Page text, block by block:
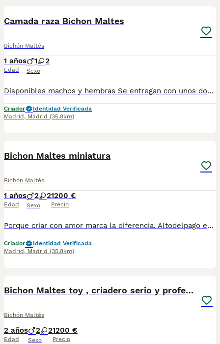
Camada raza Bichon Maltes
Bichón Maltés
1 años
Edad
1 2
Sexo
Disponibles machos y hembras Se entregan con unos dos meses y medio de edad y sus vacunas correspondientes, desparasitados, certificado de salud, garantías por escrito tanto por enfermedad vírica como congénito genética. Todos los cachorros son descendientes de las mejores líneas nacionales, criados por profesionales expertos. Se entregan en toda España con transporte propio de alta calidad preparado para animales, van en vehículo climatizado con chófer particular a cargo del comprador. Teléfono / Whats app: 641 92 23 90 Precio a partir de 1000€
Criador
Identidad Verificada
Madrid , Madrid (35.8km)
Bichon Maltes miniatura
Bichón Maltés
1 años
Edad
2 2
Sexo
1200 €
Precio
Porque criar con amor marca la diferencia. Altodelpago es un criadero familiar donde cada perro recibe atención individual, socialización desde pequeño y el mejor entorno para desarrollarse. altodelpago.es · tlf 679 67 30 10
Criador
Identidad Verificada
Madrid , Madrid (35.8km)
Bichon Maltes toy , criadero serio y profesional
Bichón Maltés
2 años
Edad
2 2
Sexo
1200 €
Precio